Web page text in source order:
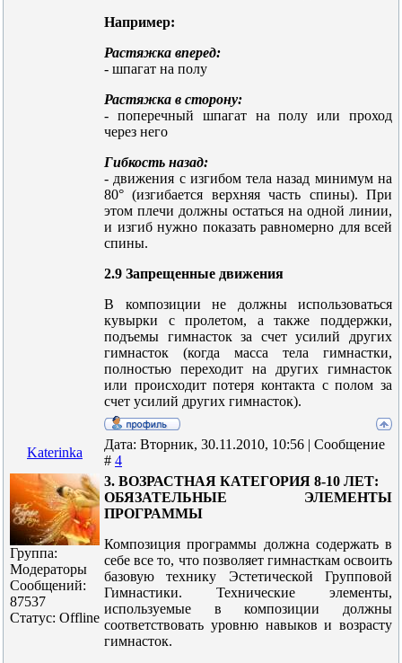
Например:
Растяжка вперед:
- шпагат на полу
Растяжка в сторону:
- поперечный шпагат на полу или проход
через него
Гибкость назад:
- движения с изгибом тела назад минимум на
80° (изгибается верхняя часть спины). При
этом плечи должны остаться на одной линии,
и изгиб нужно показать равномерно для всей
спины.
2.9 Запрещенные движения
В композиции не должны использоваться
кувырки с пролетом, а также поддержки,
подъемы гимнасток за счет усилий других
гимнасток (когда масса тела гимнастки,
полностью переходит на других гимнасток
или происходит потеря контакта с полом за
счет усилий других гимнасток).
Katerinka
Дата: Вторник, 30.11.2010, 10:56 | Сообщение
# 4
Группа:
Модераторы
Сообщений:
87537
Статус: Offline
3. ВОЗРАСТНАЯ КАТЕГОРИЯ 8-10 ЛЕТ:
ОБЯЗАТЕЛЬНЫЕ ЭЛЕМЕНТЫ
ПРОГРАММЫ
Композиция программы должна содержать в
себе все то, что позволяет гимнасткам освоить
базовую технику Эстетической Групповой
Гимнастики. Технические элементы,
используемые в композиции должны
соответствовать уровню навыков и возрасту
гимнасток.